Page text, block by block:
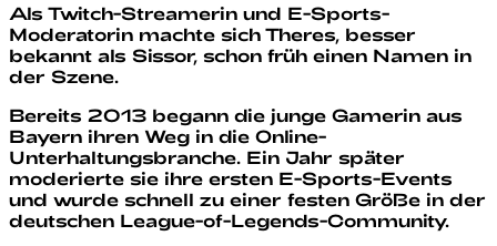
Als Twitch-Streamerin und E-Sports-
Moderatorin machte sich Theres, besser
bekannt als Sissor, schon früh einen Namen in
der Szene.
Bereits 2013 begann die junge Gamerin aus
Bayern ihren Weg in die Online-
Unterhaltungsbranche. Ein Jahr später
moderierte sie ihre ersten E-Sports-Events
und wurde schnell zu einer festen Größe in der
deutschen League-of-Legends-Community.